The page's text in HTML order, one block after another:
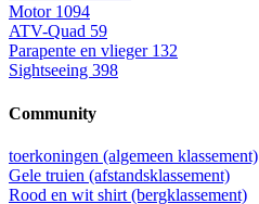
Motor 1094
ATV-Quad 59
Parapente en vlieger 132
Sightseeing 398
Community
toerkoningen (algemeen klassement)
Gele truien (afstandsklassement)
Rood en wit shirt (bergklassement)